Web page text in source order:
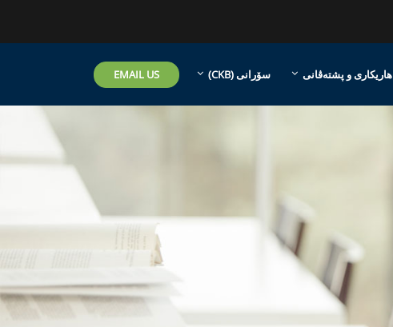
هاریکاری و پشتەڤانی سۆرانی ‎(CKB)‎ EMAIL US